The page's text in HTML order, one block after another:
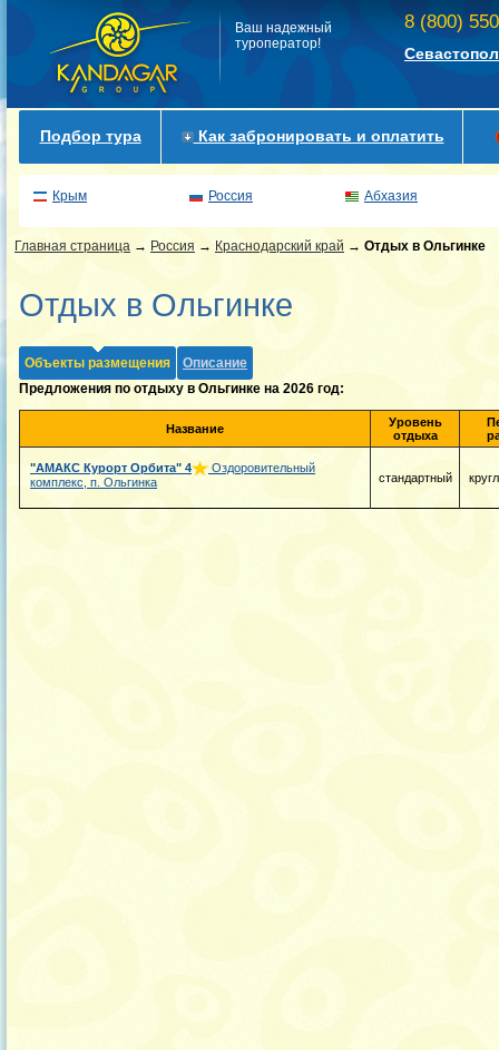
Ваш надежный
туроператор!
8 (800)
Подбор тура Как забронировать и оплатить
Крым Россия Абхазия
Главная страница → Россия → Краснодарский край → Отдых в Ольгинке
Отдых в Ольгинке
Объекты размещения
Описание
Предложения по отдыху в Ольгинке на 2026 год:
Название
Уровень
отдыха
"АМАКС Курорт Орбита" 4
Оздоровительный
комплекс, п. Ольгинка
стандартный